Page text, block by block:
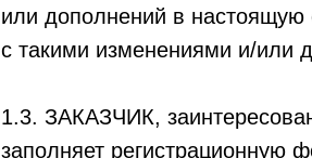
или дополнений в настоящую
с такими изменениями и/или
1.3. ЗАКАЗЧИК,
заполняет регистрационную